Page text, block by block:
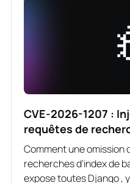
CVE-2026-1207 :
requêtes de
Comment une omission
recherches d'index de
expose toutes Django ,